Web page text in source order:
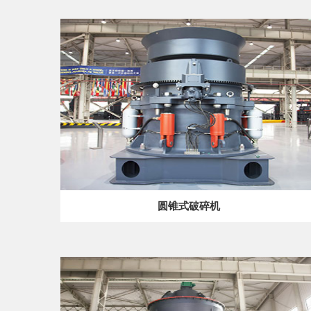
圆锥式破碎机